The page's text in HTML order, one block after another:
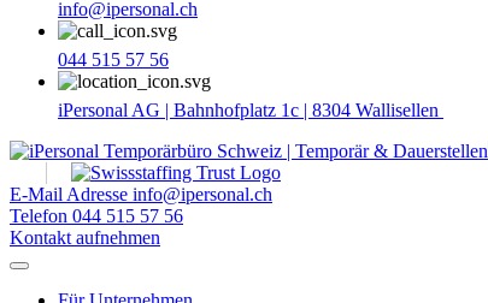
info@ipersonal.ch
044 515 57 56
iPersonal AG | Bahnhofplatz 1c | 8304 Wallisellen
E-Mail Adresse info@ipersonal.ch
Telefon 044 515 57 56
Kontakt aufnehmen